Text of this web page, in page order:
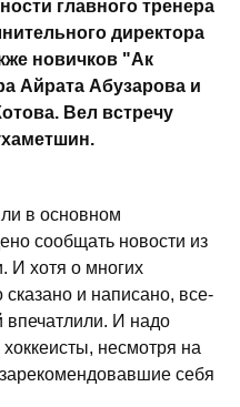
главного тренера
директора
новичков "Ак
Айрата Абузарова и
Вел встречу
в основном
сообщать новости из
И хотя о многих
и написано, все-
впечатлили. И надо
несмотря на
себя